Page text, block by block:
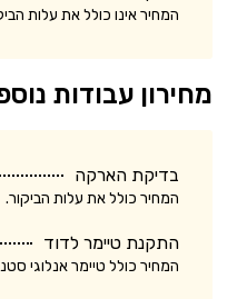
המחיר אינו כולל את עלות
מחירון עבודות
בדיקת הארקה
המחיר כולל את עלות הביקור.
התקנת טיימר לדוד
המחיר כולל טיימר אנלוגי